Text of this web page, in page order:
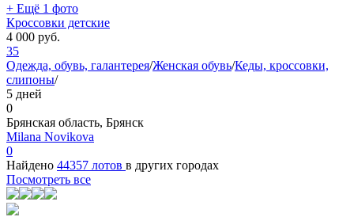
+ Ещё 1 фото
Кроссовки детские
4 000 руб.
35
Одежда, обувь, галантерея/Женская обувь/Кеды, кроссовки,
слипоны/
5 дней
0
Брянская область, Брянск
Milana Novikova
0
Найдено 44357 лотов в других городах
Посмотреть все